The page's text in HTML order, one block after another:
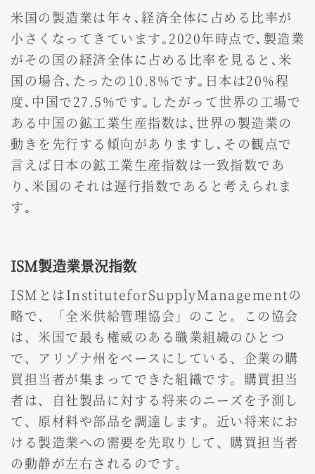
米国の製造業は年々､経済全体に占める比率が
小さくなってきています｡2020年時点で､製造業
がその国の経済全体に占める比率を見ると､米
国の場合､たったの10.8%です｡日本は20%程
度､中国で27.5%です｡したがって世界の工場で
ある中国の鉱工業生産指数は､世界の製造業の
動きを先行する傾向がありますし､その観点で
言えば日本の鉱工業生産指数は一致指数であ
り､米国のそれは遅行指数であると考えられま
す｡
ISM製造業景況指数
ISMとはInstituteforSupplyManagementの
略で、「全米供給管理協会」のこと。この協会
は、米国で最も権威のある職業組織のひとつ
で、アリゾナ州をベースにしている、企業の購
買担当者が集まってできた組織です。購買担当
者は、自社製品に対する将来のニーズを予測し
て、原材料や部品を調達します。近い将来にお
ける製造業への需要を先取りして、購買担当者
の動静が左右されるのです。